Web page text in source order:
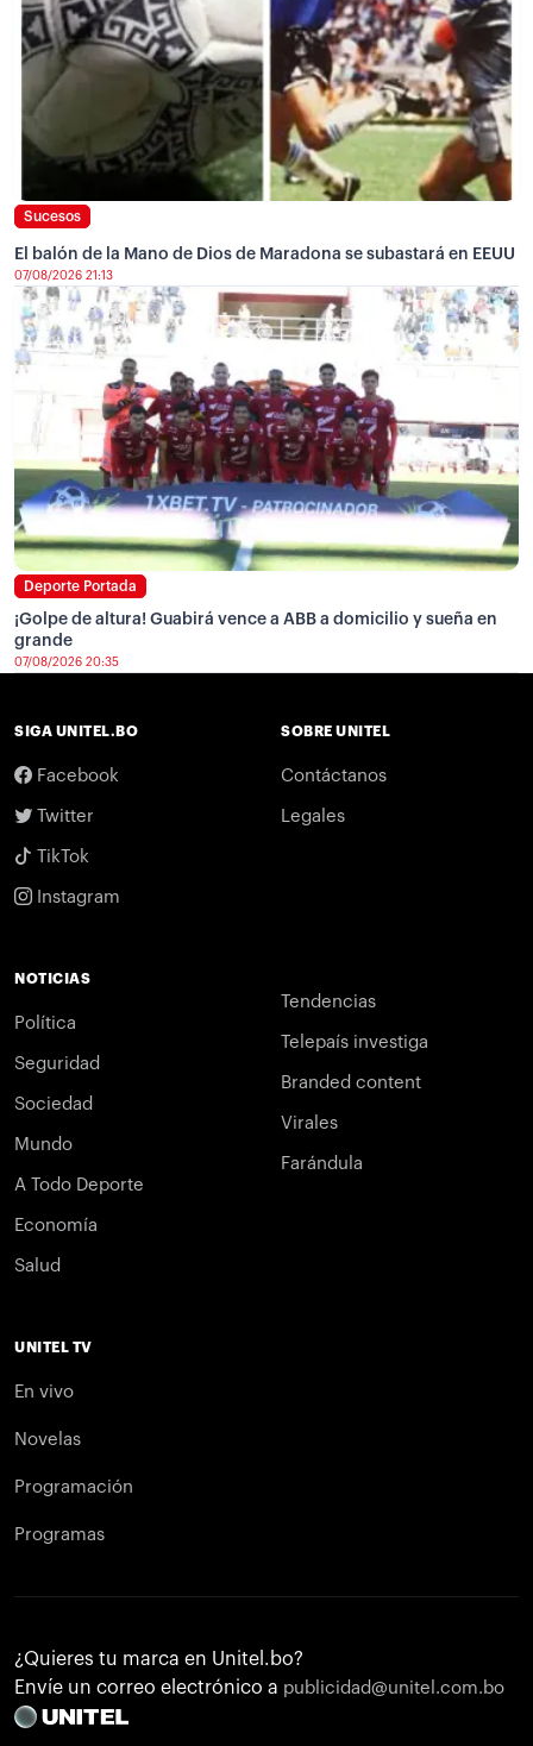
Sucesos
El balón de la Mano de Dios de Maradona se subastará en EEUU
07/08/2026 21:13
Deporte Portada
¡Golpe de altura! Guabirá vence a ABB a domicilio y sueña en
grande
07/08/2026 20:35
SIGA UNITEL.BO
Facebook
Twitter
TikTok
Instagram
SOBRE UNITEL
Contáctanos
Legales
NOTICIAS
Política
Seguridad
Sociedad
Mundo
A Todo Deporte
Economía
Salud
Tendencias
Telepaís investiga
Branded content
Virales
Farándula
UNITEL TV
En vivo
Novelas
Programación
Programas
¿Quieres tu marca en Unitel.bo?
Envíe un correo electrónico a publicidad@unitel.com.bo